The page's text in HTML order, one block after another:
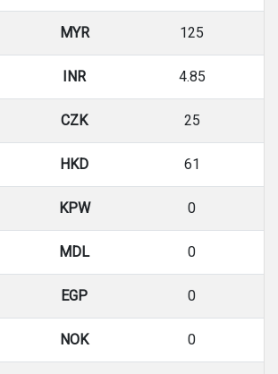
MYR 125
INR 4.85
CZK 25
HKD 61
KPW 0
MDL 0
EGP 0
NOK 0